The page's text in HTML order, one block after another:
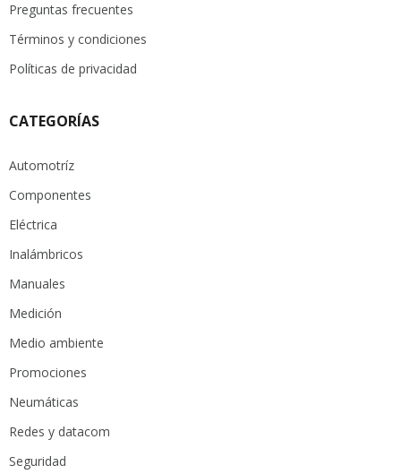
Preguntas frecuentes
Términos y condiciones
Políticas de privacidad
CATEGORÍAS
Automotríz
Componentes
Eléctrica
Inalámbricos
Manuales
Medición
Medio ambiente
Promociones
Neumáticas
Redes y datacom
Seguridad